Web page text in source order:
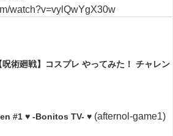
watch?v=vylQwYgX30w
呪術廻戦】コスプレ やってみた！ チャレン
#1 ♥ -Bonitos TV- ♥ (afternol-game1)